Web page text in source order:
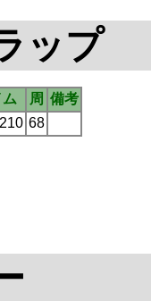
ップ
ム 周 備考
68